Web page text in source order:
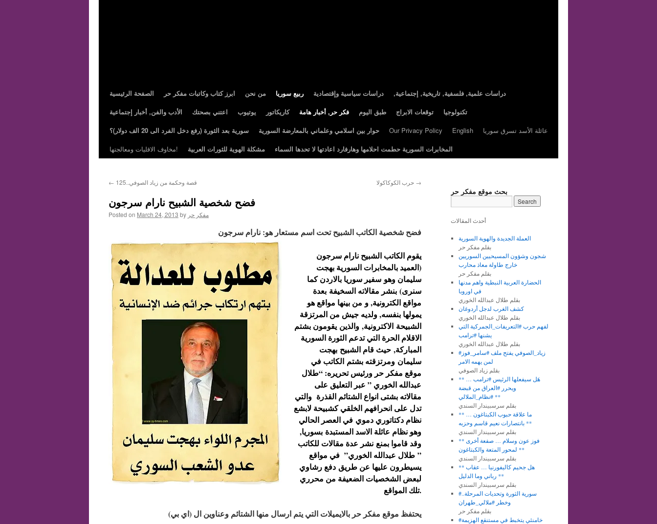
الصفحة الرئيسية ابرز كتاب وكاتبات مفكر حر من نحن ربيع سوريا دراسات سياسية وإقتصادية
,دراسات علمية, فلسفية, تاريخية, إجتماعية
الأدب والفن, أخبار إجتماعية
اعتني بصحتك يوتيوب كاريكاتور فكر حر, أخبار هامة طبق اليوم توقعات الابراج
تكنولوجيا
سورية بعد الثورة (رفع دخل الفرد الى 20 الف دولار)؟
حوار بين اسلامي وعلماني بالمعارضة السورية Our Privacy Policy English
عائلة الأسد تسرق سوريا
مخاوف الاقليات ومعالجتها!
مشكلة الهوية للثورات العربية المخابرات السورية حطمت احلامها وهارفارد اعادتها لا تحدها السماء
← قصة وحكمة من زياد الصوفي..125 →
فضح شخصية الشبيح نارام سرجون
Posted on March 24, 2013 by مفكر حر
فضح شخصية الكاتب الشبيح تحت اسم مستعار هو: نارام سرجون
يقوم الكاتب الشبيح نارام سرجون
(العميد بالمخابرات السورية بهجت
سليمان وهو سفير سوريا بالاردن كما
سنرى) بنشر مقالاته السخيفة بعدة
مواقع الكترونية, و من بينها مواقع هو
يمولها بنفسه, ولديه جيش من المرتزقة
الشبيحة الاكترونية, والذين يقومون بشتم
الاقلام الحرة التي تدعم الثورة السورية
المباركة, حيث قام الشبيح بهجت
سليمان ومرتزقته بشتم الكاتب في
موقع مفكر حر ورئيس تحريره: “طلال
عبدالله الخوري ” عبر التعليق على
مقالاته بشتى انواع الشتائم القذرة والتي
تدل على انحرافهم الخلقي كشبيحة لابشع
نظام دكتاتوري دموي في العصر الحالي
وهو نظام عائلة الاسد المستبدة بسوريا,
وقد قاموا بمنع نشر عدة مقالات للكاتب
” طلال عبدالله الخوري” في مواقع
يسيطرون عليها عن طريق دفع رشاوي
لبعض الشخصيات الضعيفة من محرري
تلك المواقع.
يحتفظ موقع مفكر حر بالايميلات التي يتم ارسال منها الشتائم وعناوين ال (اي بي)
بحث موقع مفكر حر
أحدث المقالات
العملة الجديدة والهوية السورية
بقلم مفكر حر
شجون وشؤون المسيحيين السوريين
خارج طاولة معاذ محارب
بقلم مفكر حر
الحضارة العربية النبطية واهم مدنها
في اوروبا
بقلم طلال عبدالله الخوري
كشف الغرب لدجل أردوغان
بقلم طلال عبدالله الخوري
لفهم حرب #التعريفات_الجمركية التي
يشنها #ترامب
بقلم طلال عبدالله الخوري
#زياد_الصوفي يفتح ملف #سامر_فوز
لمن يهمه الامر
بقلم زياد الصوفي
** هَل سيفعلها الرئيس #ترامب …
ويحرر #العراق من قبضة
#نظام_الملالي **
بقلم سرسبيندار السندي
** ما علاقة حبوب الكبتاغون …
بانتصارات نعيم قاسم وحزبه **
بقلم سرسبيندار السندي
** فوز عون وسلام … صفعة أخرى
لمحور المتعة والكبتاغون **
بقلم سرسبيندار السندي
** هل جحيم كاليفورنيا … عقاب
رباني وما الدليل **
بقلم سرسبيندار السندي
#سورية الثورة وتحديات المرحلة..
وخطر #ملالي_طهران
بقلم مفكر حر
#خامنئي يتخبط في مستنقع الهزيمة